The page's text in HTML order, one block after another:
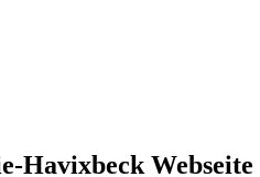
Havixbeck Webseite